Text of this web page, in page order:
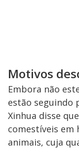
Motivos
Embora não
estão seguindo
Xinhua disse
comestíveis em
animais, cuja